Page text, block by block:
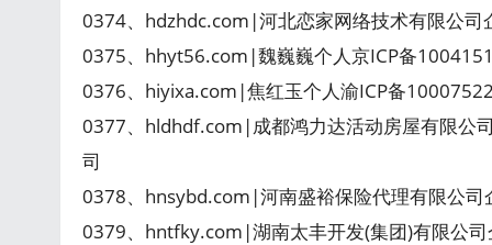
0374、hdzhdc.com|河北恋家网络技术有限公司
0375、hhyt56.com|魏巍巍个人京ICP备
0376、hiyixa.com|焦红玉个人渝ICP备
0377、hldhdf.com|成都鸿力达活动房屋有限公
司
0378、hnsybd.com|河南盛裕保险代理有限公
0379、hntfky.com|湖南太丰开发(集团)有限公